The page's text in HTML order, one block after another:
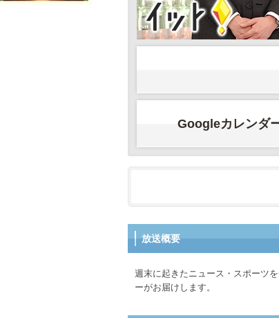
Googleカレンダ
放送概要
週末に起きたニュース・スポーツ
ーがお届けします。